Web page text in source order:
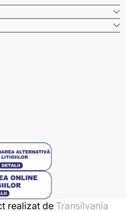
realizat de Transilvania